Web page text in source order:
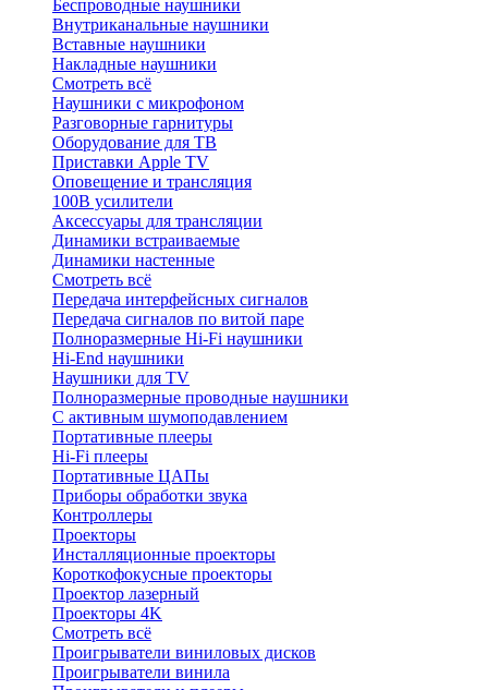
Беспроводные наушники
Внутриканальные наушники
Вставные наушники
Накладные наушники
Смотреть всё
Наушники с микрофоном
Разговорные гарнитуры
Оборудование для ТВ
Приставки Apple TV
Оповещение и трансляция
100В усилители
Аксессуары для трансляции
Динамики встраиваемые
Динамики настенные
Смотреть всё
Передача интерфейсных сигналов
Передача сигналов по витой паре
Полноразмерные Hi-Fi наушники
Hi-End наушники
Наушники для TV
Полноразмерные проводные наушники
С активным шумоподавлением
Портативные плееры
Hi-Fi плееры
Портативные ЦАПы
Приборы обработки звука
Контроллеры
Проекторы
Инсталляционные проекторы
Короткофокусные проекторы
Проектор лазерный
Проекторы 4K
Смотреть всё
Проигрыватели виниловых дисков
Проигрыватели винила